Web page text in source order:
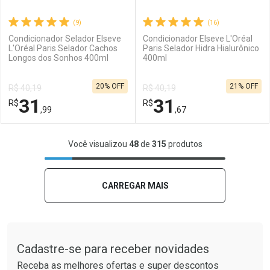
Ativar Desconto
Comprar sem Desconto
Por R$ 31,99/cada
Comprar sem Desconto
Por R$ 31,99/cada
Comprar sem Desconto
Por R$ 38,99/cada
Comprar sem Desconto
Por R$ 38,99/cada
(9)
Condicionador Selador Elseve
L'Oréal Paris Selador Cachos
Longos dos Sonhos 400ml
R$ 40,19
R$31 ,99
20% OFF
FECHAR
Laboratório
FECHAR
Por Menos
(16)
Condicionador Elseve L'Oréal
Paris Selador Hidra Hialurônico
400ml
R$ 40,19
R$31 ,67
21% OFF
Laboratório
Por Menos
Você visualizou 48de 315 produtos
CARREGAR MAIS
Cadastre-se para receber novidades
Receba as melhores ofertas e super descontos